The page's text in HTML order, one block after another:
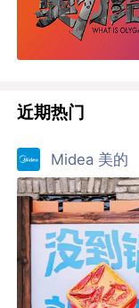
近期热门
Midea 美的